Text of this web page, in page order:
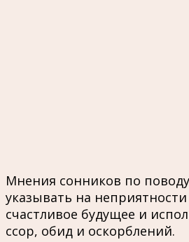
Мнения сонников по
указывать на
счастливое будущее и
ссор, обид и оскорблений.